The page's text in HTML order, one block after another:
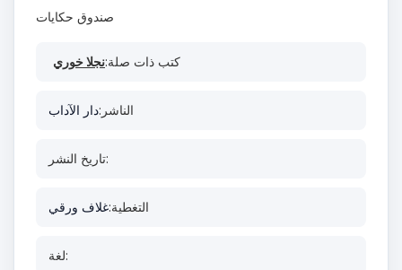
صندوق حكايات
كتب ذات صلة:نجلا خوري
الناشر:دار الآداب
تاريخ النشر:
التغطية:غلاف ورقي
لغة: